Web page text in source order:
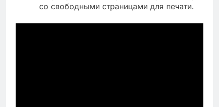
со свободными страницами для печати.